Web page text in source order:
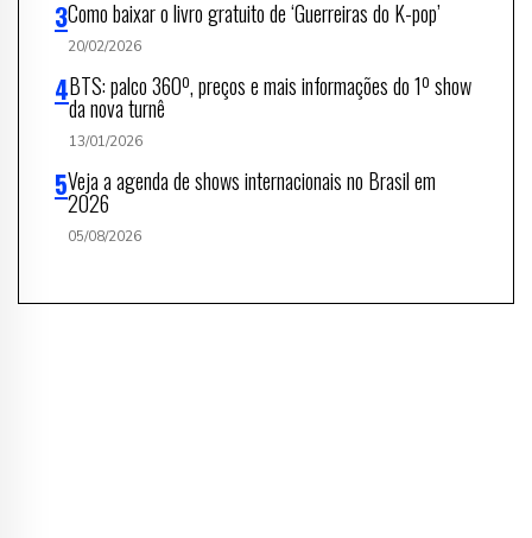
Como baixar o livro gratuito de ‘Guerreiras do K-pop’
20/02/2026
BTS: palco 360º, preços e mais informações do 1º show
da nova turnê
13/01/2026
Veja a agenda de shows internacionais no Brasil em
2026
05/08/2026